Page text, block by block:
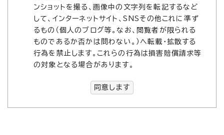
ンショットを撮る、画像中の文字列を転記するなど
して、インターネットサイト、SNSその他これに準ず
るもの（個人のブログ等。なお、閲覧者が限られる
ものであるか否かは問わない。）へ転載・拡散する
行為を禁止します。これらの行為は損害賠償請求等
の対象となる場合があります。
同意します